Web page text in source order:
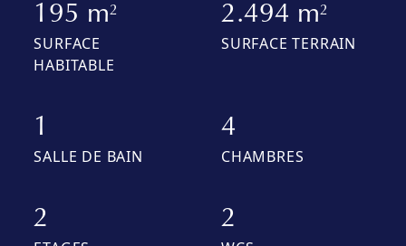
195 m2
SURFACE
HABITABLE
2.494 m2
SURFACE TERRAIN
1
SALLE DE BAIN
4
CHAMBRES
2 2